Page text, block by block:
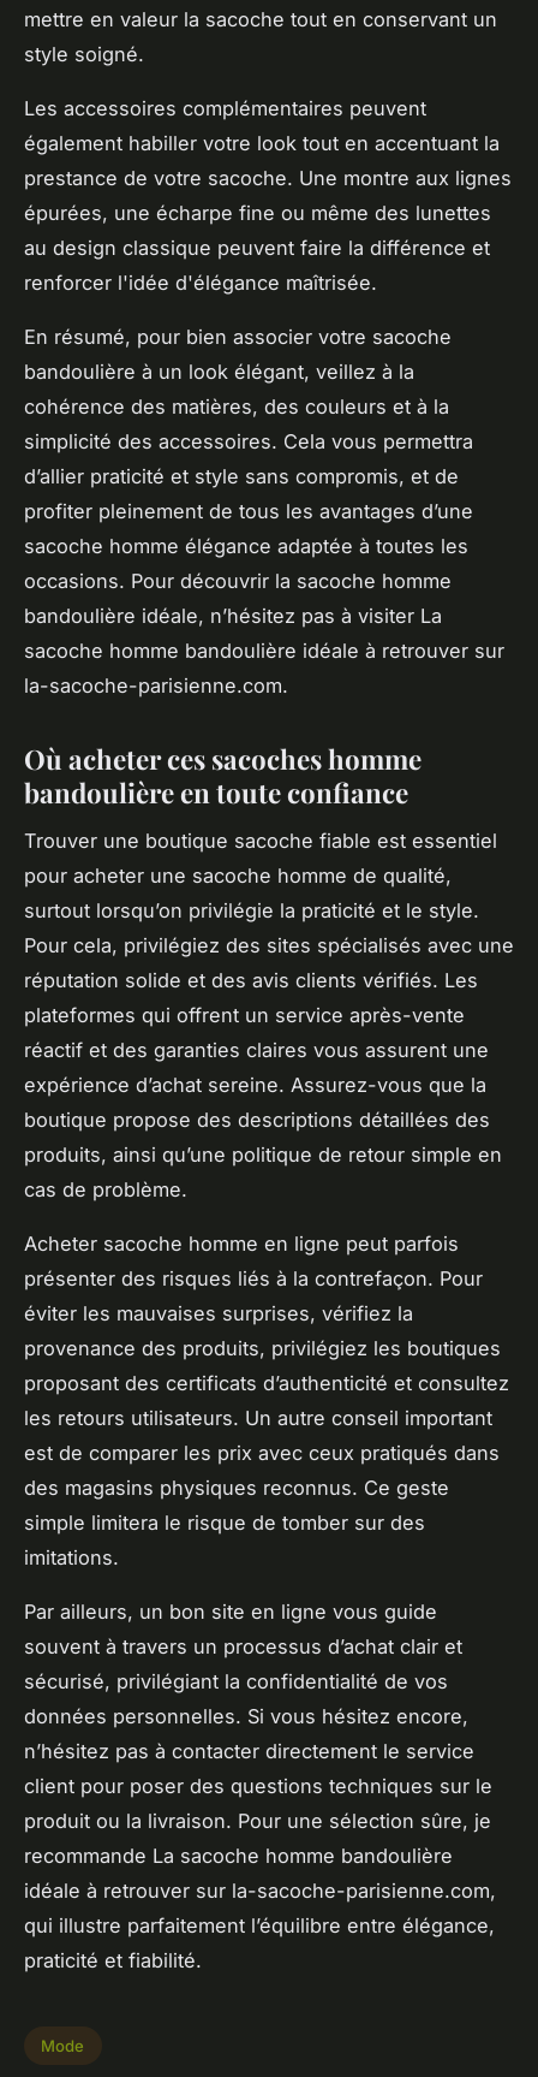
mettre en valeur la sacoche tout en conservant un
style soigné.
Les accessoires complémentaires peuvent
également habiller votre look tout en accentuant la
prestance de votre sacoche. Une montre aux lignes
épurées, une écharpe fine ou même des lunettes
au design classique peuvent faire la différence et
renforcer l'idée d'élégance maîtrisée.
En résumé, pour bien associer votre sacoche
bandoulière à un look élégant, veillez à la
cohérence des matières, des couleurs et à la
simplicité des accessoires. Cela vous permettra
d’allier praticité et style sans compromis, et de
profiter pleinement de tous les avantages d’une
sacoche homme élégance adaptée à toutes les
occasions. Pour découvrir la sacoche homme
bandoulière idéale, n’hésitez pas à visiter La
sacoche homme bandoulière idéale à retrouver sur
la-sacoche-parisienne.com.
Où acheter ces sacoches homme
bandoulière en toute confiance
Trouver une boutique sacoche fiable est essentiel
pour acheter une sacoche homme de qualité,
surtout lorsqu’on privilégie la praticité et le style.
Pour cela, privilégiez des sites spécialisés avec une
réputation solide et des avis clients vérifiés. Les
plateformes qui offrent un service après-vente
réactif et des garanties claires vous assurent une
expérience d’achat sereine. Assurez-vous que la
boutique propose des descriptions détaillées des
produits, ainsi qu’une politique de retour simple en
cas de problème.
Acheter sacoche homme en ligne peut parfois
présenter des risques liés à la contrefaçon. Pour
éviter les mauvaises surprises, vérifiez la
provenance des produits, privilégiez les boutiques
proposant des certificats d’authenticité et consultez
les retours utilisateurs. Un autre conseil important
est de comparer les prix avec ceux pratiqués dans
des magasins physiques reconnus. Ce geste
simple limitera le risque de tomber sur des
imitations.
Par ailleurs, un bon site en ligne vous guide
souvent à travers un processus d’achat clair et
sécurisé, privilégiant la confidentialité de vos
données personnelles. Si vous hésitez encore,
n’hésitez pas à contacter directement le service
client pour poser des questions techniques sur le
produit ou la livraison. Pour une sélection sûre, je
recommande La sacoche homme bandoulière
idéale à retrouver sur la-sacoche-parisienne.com,
qui illustre parfaitement l’équilibre entre élégance,
praticité et fiabilité.
Mode